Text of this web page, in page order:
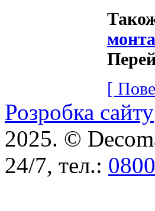
[
Розробка сайту
2025. ©
24/7, тел.: